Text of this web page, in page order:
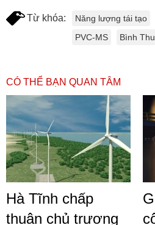
Từ khóa: Năng lượng tái tạo
PVC-MS
Bình
CÓ THỂ BẠN QUAN TÂM
Hà Tĩnh chấp
thuận chủ trương